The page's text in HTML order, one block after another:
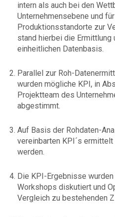
intern als auch bei den
Unternehmensebene und
Produktionsstandorte zur
stand hierbei die Ermittlung
einheitlichen Datenbasis.
Parallel zur Roh-
wurden mögliche KPI, in
Projektteam des
abgestimmt.
Auf Basis der Rohdaten-
vereinbarten KPI´s
werden.
Die KPI-Ergebnisse
Workshops diskutiert und
Vergleich zu bestehenden